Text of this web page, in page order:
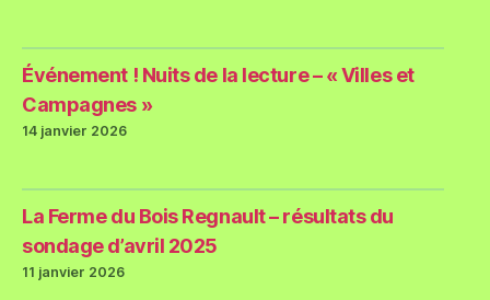
Événement ! Nuits de la lecture – « Villes et
Campagnes »
14 janvier 2026
La Ferme du Bois Regnault – résultats du
sondage d’avril 2025
11 janvier 2026